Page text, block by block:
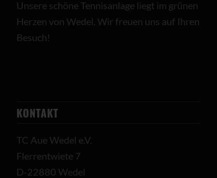
Unsere schöne Tennisanlage liegt im grünen
Herzen von Wedel. Wir freuen uns auf Ihren
Besuch!
KONTAKT
TC Aue Wedel e.V.
Flerrentwiete 7
D-22880 Wedel